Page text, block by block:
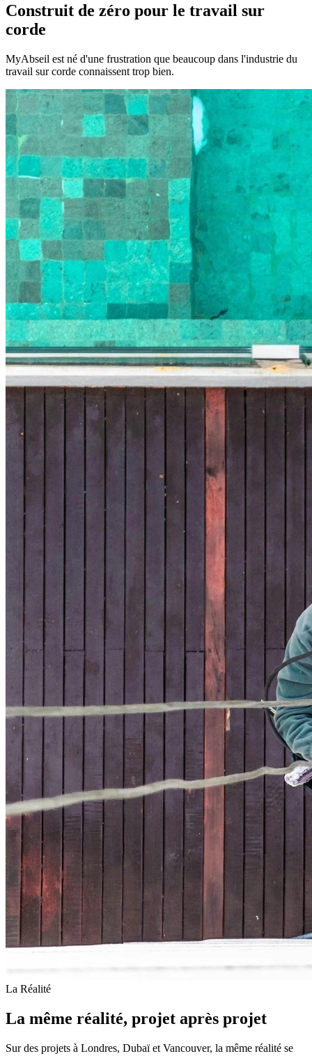
Construit de zéro pour le travail sur
corde
MyAbseil est né d'une frustration que beaucoup dans l'industrie du
travail sur corde connaissent trop bien.
La Réalité
La même réalité, projet après projet
Sur des projets à Londres, Dubaï et Vancouver, la même réalité se